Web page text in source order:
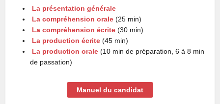
La présentation générale
La compréhension orale (25 min)
La compréhension écrite(30 min)
La production écrite (45 min)
La production orale (10 min de préparation, 6 à 8 min
de passation)
Manuel du candidat